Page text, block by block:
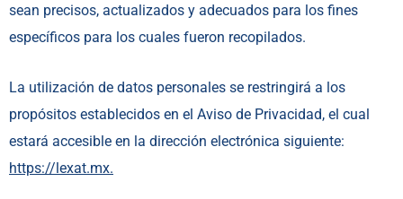
sean precisos, actualizados y adecuados para los fines
específicos para los cuales fueron recopilados.
La utilización de datos personales se restringirá a los
propósitos establecidos en el Aviso de Privacidad, el cual
estará accesible en la dirección electrónica siguiente:
https://lexat.mx.